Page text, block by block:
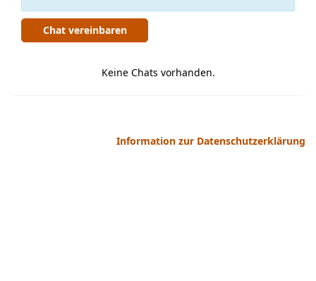
Chat vereinbaren
Keine Chats vorhanden.
Information zur Datenschutzerklärung